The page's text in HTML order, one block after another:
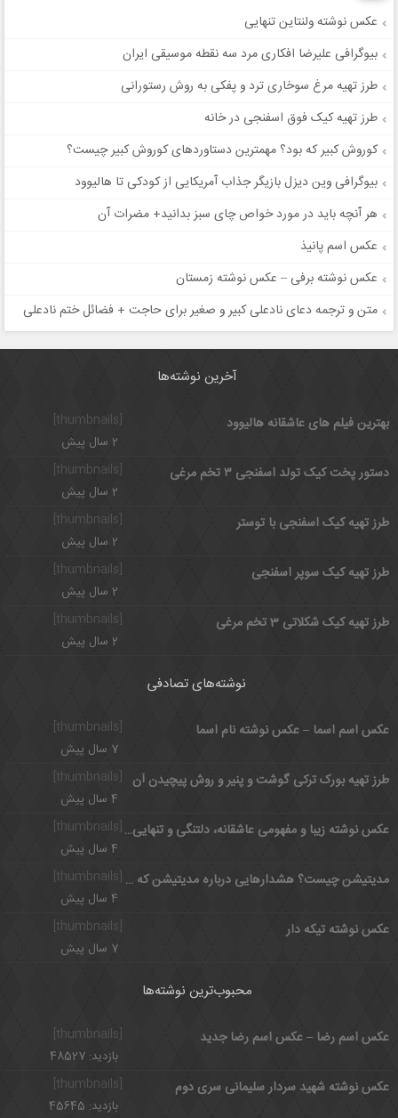
عکس نوشته ولنتاین تنهایی
بیوگرافی علیرضا افکاری مرد سه نقطه موسیقی ایران
طرز تهیه مرغ سوخاری ترد و پفکی به روش رستورانی
طرز تهیه کیک فوق اسفنجی در خانه
کوروش کبیر که بود؟ مهمترین دستاوردهای کوروش کبیر چیست؟
بیوگرافی وین دیزل بازیگر جذاب آمریکایی از کودکی تا هالیوود
هر آنچه باید در مورد خواص چای سبز بدانید+ مضرات آن
عکس اسم پانیذ
عکس نوشته برفی – عکس نوشته زمستان
متن و ترجمه دعای نادعلی کبیر و صغیر برای حاجت + فضائل ختم نادعلی
آخرین نوشته‌ها
بهترین فیلم های عاشقانه هالیوود
2 سال پیش
[thumbnails]
دستور پخت کیک تولد اسفنجی ۳ تخم مرغی
2 سال پیش
طرز تهیه کیک اسفنجی با توستر
2 سال پیش
[thumbnails]
طرز تهیه کیک سوپر اسفنجی
2 سال پیش
طرز تهیه کیک شکلاتی 3 تخم مرغی
2 سال پیش
نوشته‌های تصادفی
[thumbnails] عکس اسم اسما – عکس نوشته نام اسما
7 سال پیش
طرز تهیه بورک ترکی گوشت و پنیر و روش پیچیدن آن
4 سال پیش
[thumbnails] عکس نوشته زیبا و مفهومی عاشقانه، دلتنگی و تنهایی مخصوص پروفایل
4 سال پیش
مدیتیشن چیست؟ هشدارهایی درباره مدیتیشن که باید بدانید
4 سال پیش
عکس نوشته تیکه دار
7 سال پیش
محبوب‌ترین نوشته‌ها
عکس اسم رضا – عکس اسم رضا جدید
بازدید: 48527
[thumbnails]
عکس نوشته شهید سردار سلیمانی سری دوم
بازدید: 45645